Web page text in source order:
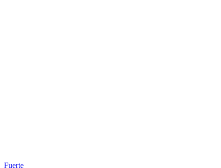
Fuerte